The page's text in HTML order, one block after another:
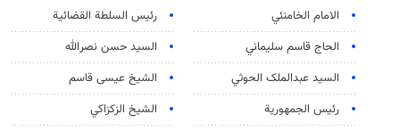
الامام الخامنئي
رئیس السلطة القضائیة
الحاج قاسم سليماني
السيد حسن نصرالله
السید عبدالملک الحوثي
الشيخ عيسى قاسم
رئيس الجمهورية
الشيخ الزكزاكي